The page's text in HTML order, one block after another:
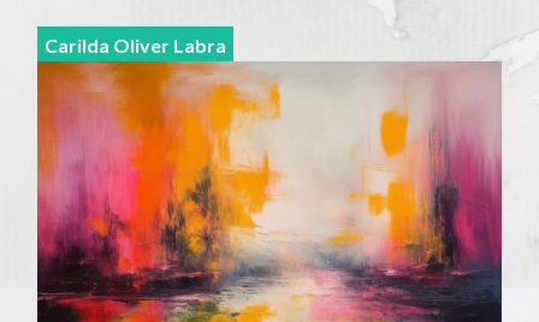
Carilda Oliver Labra